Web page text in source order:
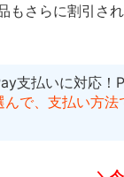
もさらに割引さ
支払いに対応！
で、支払い方